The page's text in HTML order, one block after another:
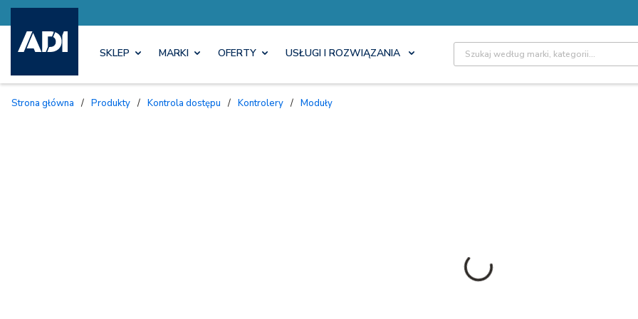
SKLEP MARKI OFERTY USŁUGI I ROZWIĄZANIA Site Search
Strona główna / Produkty / Kontrola dostępu / Kontrolery / Moduły